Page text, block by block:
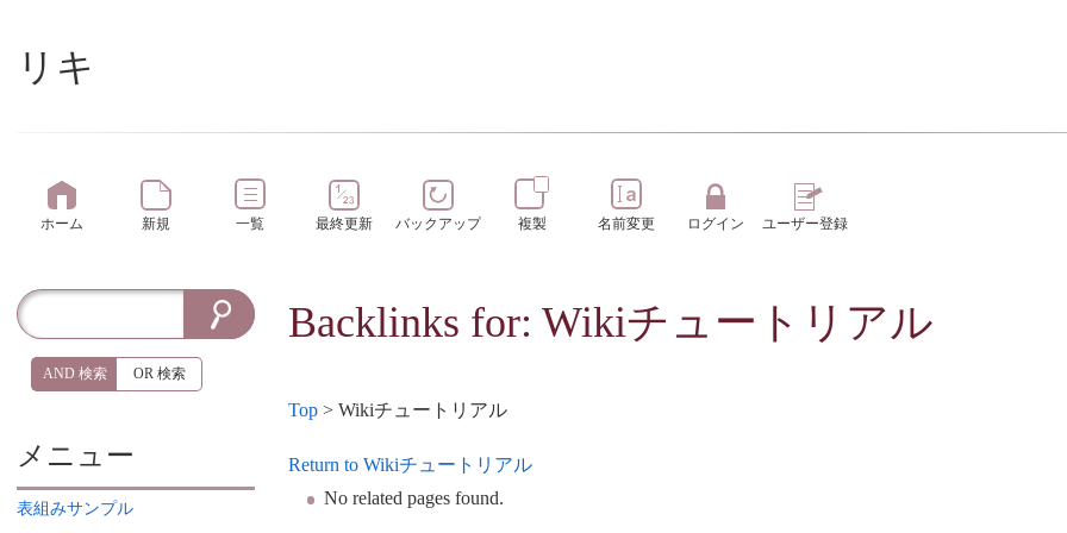
リキ
ホーム 新規 一覧 最終更新 バックアップ 複製 名前変更 ログイン ユーザー登録
Backlinks for: Wikiチュートリアル
Top > Wikiチュートリアル
Return to Wikiチュートリアル
No related pages found.
AND 検索 OR 検索
メニュー
表組みサンプル